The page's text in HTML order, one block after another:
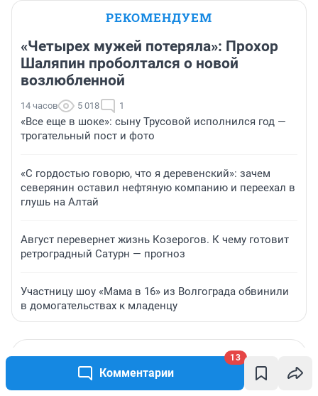
Комментарии
13
РЕКОМЕНДУЕМ
«Четырех мужей потеряла»: Прохор
Шаляпин проболтался о новой
возлюбленной
14 часов 5 018 1
«Все еще в шоке»: сыну Трусовой исполнился год —
трогательный пост и фото
«С гордостью говорю, что я деревенский»: зачем
северянин оставил нефтяную компанию и переехал в
глушь на Алтай
Август перевернет жизнь Козерогов. К чему готовит
ретроградный Сатурн — прогноз
Участницу шоу «Мама в 16» из Волгограда обвинили
в домогательствах к младенцу